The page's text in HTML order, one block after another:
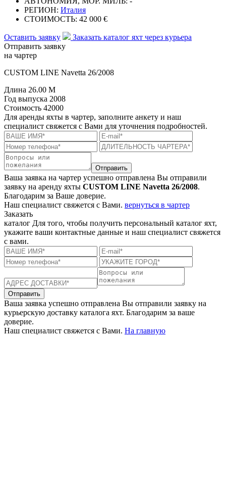
РЕГИОН: Италия
СТОИМОСТЬ: 42 000 €
Оставить заявку
Заказать каталог яхт через курьера
Отправить заявку
на чартер
CUSTOM LINE Navetta 26/2008
Длина 26.00 M
Год выпуска 2008
Стоимость 42000
Для аренды яхты в чартер, заполните анкету и наш
специалист свяжется с Вами для уточнения подробностей.
Отправить
Ваша заявка на чартер успешно отправлена Вы отправили
заявку на аренду яхты CUSTOM LINE Navetta 26/2008.
Благодарим за Ваше доверие.
Наш специалист свяжется с Вами. вернуться в чартер
Заказать
каталог Для того, чтобы получить персональный каталог яхт,
укажите ваши контактные данные и наш специалист свяжется
с вами.
Отправить
Ваша заявка успешно отправлена Вы отправили заявку на
курьерскую доставку каталога яхт. Благодарим за ваше
доверие.
Наш специалист свяжется с Вами. На главную